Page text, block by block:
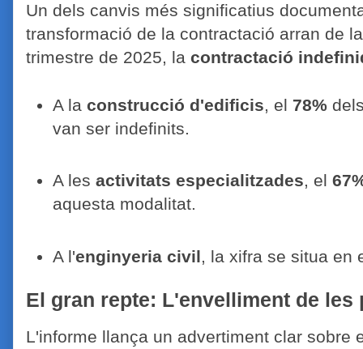
Un dels canvis més significatius
transformació de la contractació arran de
trimestre de 2025, la contractació
A la construcció d'edificis , el 78%
van ser indefinits
A les activitats especialitzades, el
aquesta modalitat.
A l'enginyeria civil, la xifra se situa en
El gran repte: L'envelliment de les
L'informe llança un advertiment clar sobre